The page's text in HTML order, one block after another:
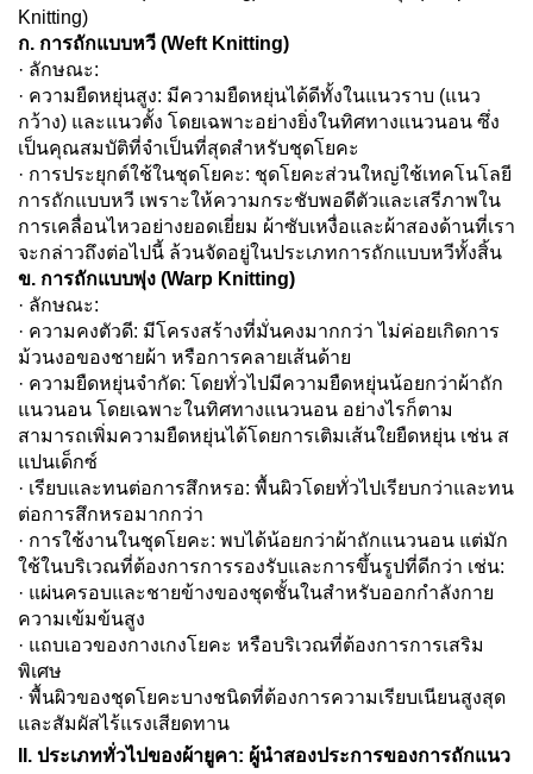
Knitting)
ก. การถักแบบหวี (Weft Knitting)
· ลักษณะ:
· ความยืดหยุ่นสูง: มีความยืดหยุ่นได้ดีทั้งในแนวราบ (แนว
กว้าง) และแนวตั้ง โดยเฉพาะอย่างยิ่งในทิศทางแนวนอน ซึ่ง
เป็นคุณสมบัติที่จำเป็นที่สุดสำหรับชุดโยคะ
· การประยุกต์ใช้ในชุดโยคะ: ชุดโยคะส่วนใหญ่ใช้เทคโนโลยี
การถักแบบหวี เพราะให้ความกระชับพอดีตัวและเสรีภาพใน
การเคลื่อนไหวอย่างยอดเยี่ยม ผ้าซับเหงื่อและผ้าสองด้านที่เรา
จะกล่าวถึงต่อไปนี้ ล้วนจัดอยู่ในประเภทการถักแบบหวีทั้งสิ้น
ข. การถักแบบพุ่ง (Warp Knitting)
· ลักษณะ:
· ความคงตัวดี: มีโครงสร้างที่มั่นคงมากกว่า ไม่ค่อยเกิดการ
ม้วนงอของชายผ้า หรือการคลายเส้นด้าย
· ความยืดหยุ่นจำกัด: โดยทั่วไปมีความยืดหยุ่นน้อยกว่าผ้าถัก
แนวนอน โดยเฉพาะในทิศทางแนวนอน อย่างไรก็ตาม
สามารถเพิ่มความยืดหยุ่นได้โดยการเติมเส้นใยยืดหยุ่น เช่น ส
แปนเด็กซ์
· เรียบและทนต่อการสึกหรอ: พื้นผิวโดยทั่วไปเรียบกว่าและทน
ต่อการสึกหรอมากกว่า
· การใช้งานในชุดโยคะ: พบได้น้อยกว่าผ้าถักแนวนอน แต่มัก
ใช้ในบริเวณที่ต้องการการรองรับและการขึ้นรูปที่ดีกว่า เช่น:
· แผ่นครอบและชายข้างของชุดชั้นในสำหรับออกกำลังกาย
ความเข้มข้นสูง
· แถบเอวของกางเกงโยคะ หรือบริเวณที่ต้องการการเสริม
พิเศษ
· พื้นผิวของชุดโยคะบางชนิดที่ต้องการความเรียบเนียนสูงสุด
และสัมผัสไร้แรงเสียดทาน
II. ประเภททั่วไปของผ้ายูคา: ผู้นำสองประการของการถักแนว